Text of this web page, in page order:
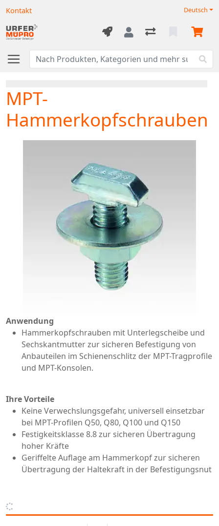
Kontakt Deutsch
MPT-
Hammerkopfschrauben
Anwendung
Hammerkopfschrauben mit Unterlegscheibe und
Sechskantmutter zur sicheren Befestigung von
Anbauteilen im Schienenschlitz der MPT-Tragprofile
und MPT-Konsolen.
Ihre Vorteile
Keine Verwechslungsgefahr, universell einsetzbar
bei MPT-Profilen Q50, Q80, Q100 und Q150
Festigkeitsklasse 8.8 zur sicheren Übertragung
hoher Kräfte
Geriffelte Auflage am Hammerkopf zur sicheren
Übertragung der Haltekraft in der Befestigungsnut